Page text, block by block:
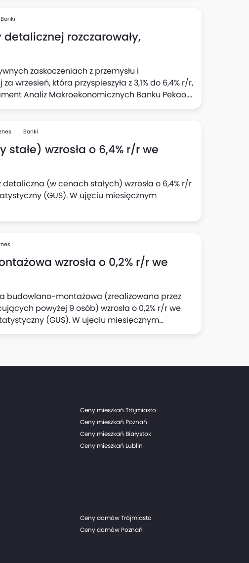
do 23,1% względem 22% z badania w II
Banki
rozczarowały,
zaskoczeniach z przemysłu i
wrzesień, która przyspieszyła z 3,1% do 6,4% r/r,
Analiz Makroekonomicznych Banku Pekao.
w sektorze, a "pozytywna opowieść" o
Banki
stałe) wzrosła o 6,4% r/r we
detaliczna (w cenach stałych) wzrosła o 6,4% r/r
(GUS). W ujęciu miesięcznym
wzrosła o 0,2% r/r we
budowlano-montażowa (zrealizowana przez
powyżej 9 osób) wzrosła o 0,2% r/r we
(GUS). W ujęciu miesięcznym
Ceny mieszkań Trójmiasto
Ceny mieszkań Poznań
Ceny mieszkań Białystok
Ceny mieszkań Lublin
Ceny domów Trójmiasto
Ceny domów Poznań